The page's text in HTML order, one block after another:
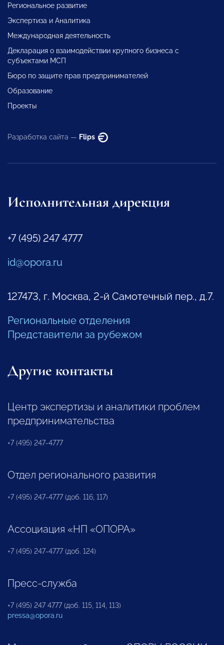
Региональное развитие
Экспертиза и Аналитика
Международная деятельность
Декларация о взаимодействии крупного бизнеса с
субъектами МСП
Бюро по защите прав предпринимателей
Образование
Проекты
Разработка сайта — Flips
Исполнительная дирекция
+7 (495) 247 4777
id@opora.ru
127473, г. Москва, 2-й Самотечный пер., д.7.
Региональные отделения
Представители за рубежом
Другие контакты
Центр экспертизы и аналитики проблем
предпринимательства
+7 (495) 247-4777
Отдел регионального развития
+7 (495) 247-4777 (доб. 116, 117)
Ассоциация «НП «ОПОРА»
+7 (495) 247-4777 (доб. 124)
Пресс-служба
+7 (495) 247 4777 (доб. 115, 114, 113)
pressa@opora.ru